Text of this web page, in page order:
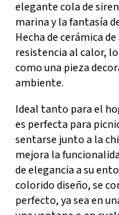
elegante cola de
marina y la fantasía
Hecha de cerámica
resistencia al calor,
como una pieza
ambiente.
Ideal tanto para el
es perfecta para
sentarse junto a la
mejora la
de elegancia a su
colorido diseño, se
perfecto, ya sea en